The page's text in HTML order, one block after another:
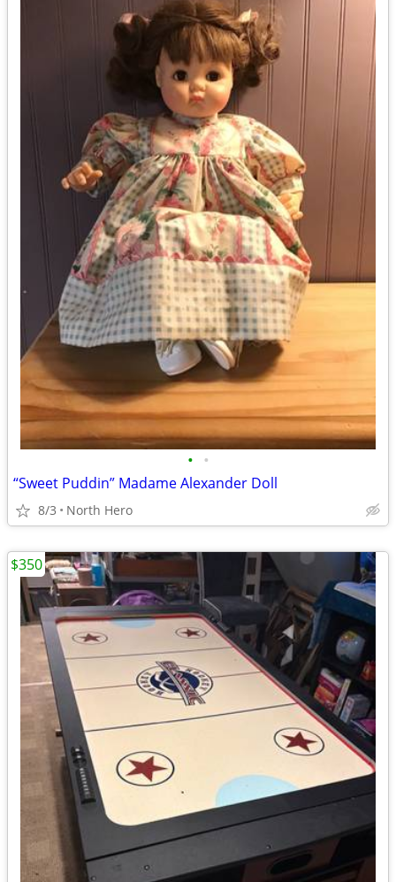
• •
“Sweet Puddin” Madame Alexander Doll
8/3 North Hero
$350